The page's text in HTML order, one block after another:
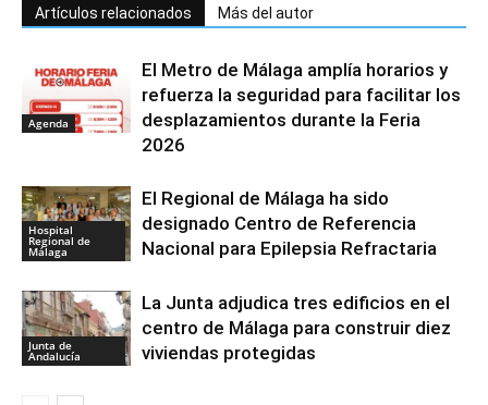
Artículos relacionados Más del autor
Agenda
El Metro de Málaga amplía horarios y
refuerza la seguridad para facilitar los
desplazamientos durante la Feria
2026
Hospital
Regional de
Málaga
El Regional de Málaga ha sido
designado Centro de Referencia
Nacional para Epilepsia Refractaria
Junta de
Andalucía
La Junta adjudica tres edificios en el
centro de Málaga para construir diez
viviendas protegidas